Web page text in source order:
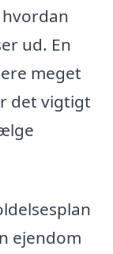
ud. En
meget
det vigtigt
ejendom